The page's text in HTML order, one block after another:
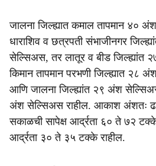
जालना जिल्ह्यात कमाल तापमान ४०
धाराशिव व छत्रपती संभाजीनगर
सेल्सिअस, तर लातूर व बीड जिल्ह्यांत
किमान तापमान परभणी जिल्ह्यात २८
आणि जालना जिल्ह्यांत २९ अंश
अंश सेल्सिअस राहील. आकाश अंशतः
सकाळची सापेक्ष आर्द्रता ६० ते ७२
आर्द्रता ३० ते ३५ टक्के राहील.